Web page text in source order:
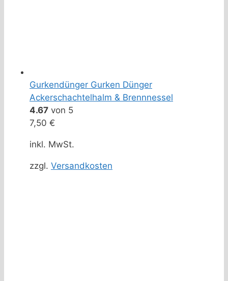
Gurkendünger Gurken Dünger
Ackerschachtelhalm & Brennnessel
4.67 von 5
7,50 €
inkl. MwSt.
zzgl. Versandkosten